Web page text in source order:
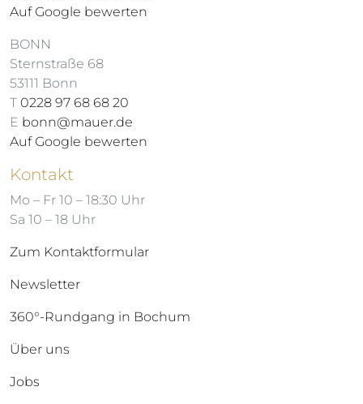
Auf Google bewerten
BONN
Sternstraße 68
53111 Bonn
T 0228 97 68 68 20
E bonn@mauer.de
Auf Google bewerten
Kontakt
Mo – Fr 10 – 18:30 Uhr
Sa 10 – 18 Uhr
Zum Kontaktformular
Newsletter
360°-Rundgang in Bochum
Über uns
Jobs